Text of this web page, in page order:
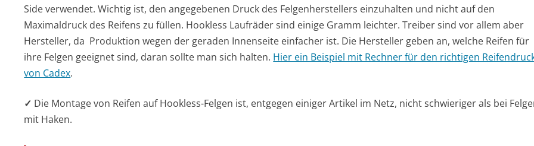
Side verwendet. Wichtig ist, den angegebenen Druck des Felgenherstellers einzuhalten und nicht auf den
Maximaldruck des Reifens zu füllen. Hookless Laufräder sind einige Gramm leichter. Treiber sind vor allem aber
Hersteller, da Produktion wegen der geraden Innenseite einfacher ist. Die Hersteller geben an, welche Reifen für
ihre Felgen geeignet sind, daran sollte man sich halten. Hier ein Beispiel mit Rechner für den richtigen
von Cadex.
✓ Die Montage von Reifen auf Hookless-Felgen ist, entgegen einiger Artikel im Netz, nicht schwieriger als bei
mit Haken.